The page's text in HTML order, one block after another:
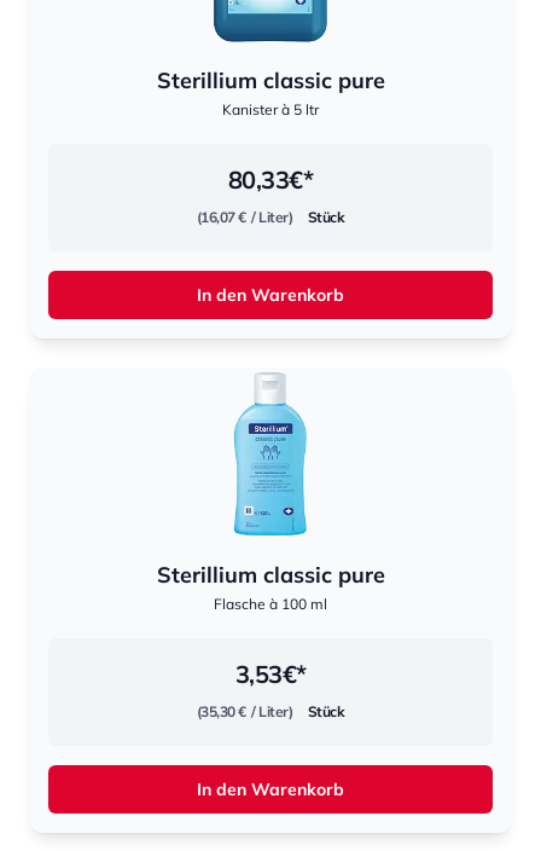
Sterillium classic pure
Kanister à 5 ltr
80,33€*
(16,07 € / Liter) Stück
In den Warenkorb
Sterillium classic pure
Flasche à 100 ml
3,53€*
(35,30 € / Liter) Stück
In den Warenkorb